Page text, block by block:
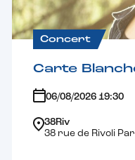
Concert
Carte
06/08/2026 19:30
38Riv
38 rue de Rivoli